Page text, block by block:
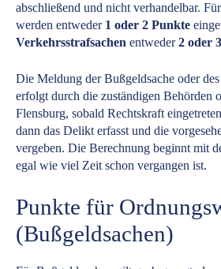
abschließend und nicht verhandelbar. Für
werden entweder 1 oder 2 Punkte
Verkehrsstrafsachen entweder2 oder
Die Meldung der Bußgeldsache oder
erfolgt durch die zuständigen Behörden
Flensburg, sobald Rechtskraft
dann das Delikt erfasst und die
vergeben. Die Berechnung beginnt mit
egal wie viel Zeit schon vergangen ist.
Punkte für
(Bußgeldsachen)